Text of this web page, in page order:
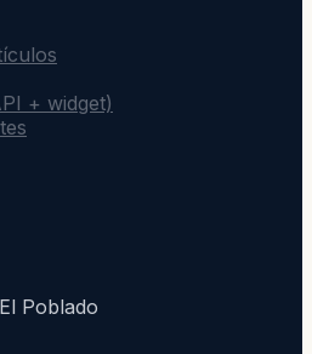
+ widget)
Poblado